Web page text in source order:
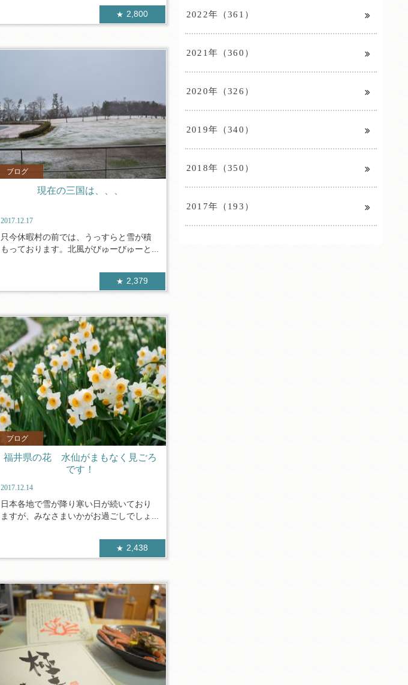
2,800
ブログ
現在の三国は、、、
2017.12.17
只今休暇村の前では、うっすらと雪が積
もっております。北風がびゅーびゅーと...
2,379
ブログ
福井県の花 水仙がまもなく見ごろ
です！
2017.12.14
日本各地で雪が降り寒い日が続いており
ますが、みなさまいかがお過ごしでしょ...
2,438
2022年（361）
2021年（360）
2020年（326）
2019年（340）
2018年（350）
2017年（193）